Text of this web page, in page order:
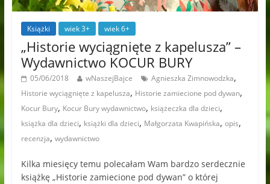
Książki wiek 3+ wiek 6+
„Historie wyciągnięte z kapelusza” –
Wydawnictwo KOCUR BURY
05/06/2018 wNaszejBajce Agnieszka Zimnowodzka,
Historie wyciągnięte z kapelusza, Historie zamiecione pod dywan,
Kocur Bury, Kocur Bury wydawnictwo, książeczka dla dzieci,
książka dla dzieci, książki dla dzieci, Małgorzata Kwapińska, opis,
recenzja, wydawnictwo
Kilka miesięcy temu polecałam Wam bardzo serdecznie
książkę „Historie zamiecione pod dywan” o której